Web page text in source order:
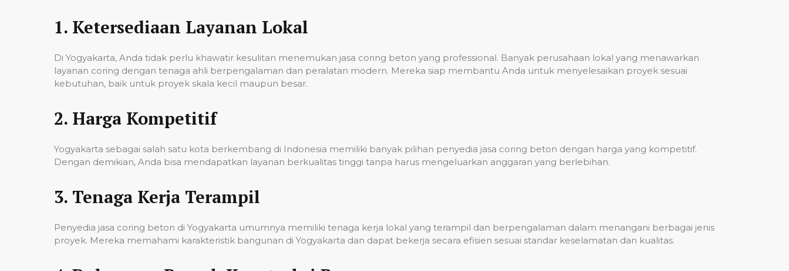
1. Ketersediaan Layanan Lokal
Di Yogyakarta, Anda tidak perlu khawatir kesulitan menemukan jasa coring beton yang professional. Banyak perusahaan lokal yang menawarkan
layanan coring dengan tenaga ahli berpengalaman dan peralatan modern. Mereka siap membantu Anda untuk menyelesaikan proyek sesuai
kebutuhan, baik untuk proyek skala kecil maupun besar.
2. Harga Kompetitif
Yogyakarta sebagai salah satu kota berkembang di Indonesia memiliki banyak pilihan penyedia jasa coring beton dengan harga yang kompetitif.
Dengan demikian, Anda bisa mendapatkan layanan berkualitas tinggi tanpa harus mengeluarkan anggaran yang berlebihan.
3. Tenaga Kerja Terampil
Penyedia jasa coring beton di Yogyakarta umumnya memiliki tenaga kerja lokal yang terampil dan berpengalaman dalam menangani berbagai jenis
proyek. Mereka memahami karakteristik bangunan di Yogyakarta dan dapat bekerja secara efisien sesuai standar keselamatan dan kualitas.